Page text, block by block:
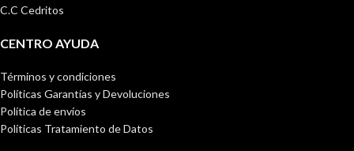
C.C Cedritos
CENTRO AYUDA
Términos y condiciones
Políticas Garantías y Devoluciones
Política de envíos
Políticas Tratamiento de Datos